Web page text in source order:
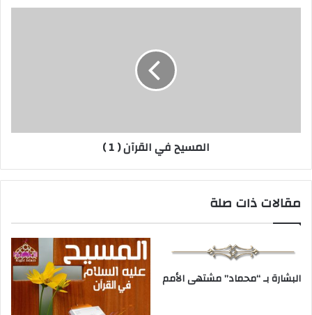
المسيح في القرآن ( 1 )
مقالات ذات صلة
البشارة بـ “محماد” مشتهى الأمم